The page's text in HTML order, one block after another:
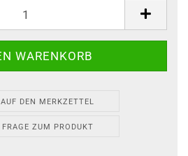
AUF DEN MERKZETTEL
FRAGE ZUM PRODUKT